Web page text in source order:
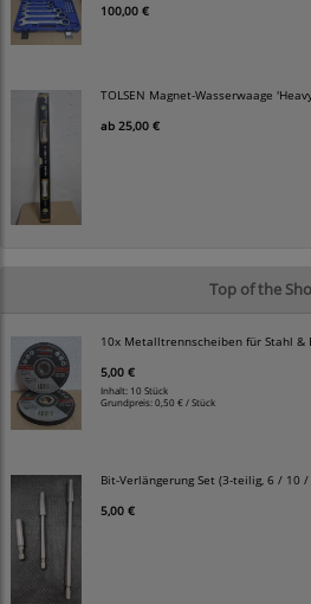
100,00 €
TOLSEN Magnet-Wasserwaage
ab 25,00 €
Top of the
10x Metalltrennscheiben für Stahl &
5,00 €
Inhalt: 10 Stück
Grundpreis:0,50 € / Stück
Bit-Verlängerung Set (3-teilig, 6 / 10
5,00 €